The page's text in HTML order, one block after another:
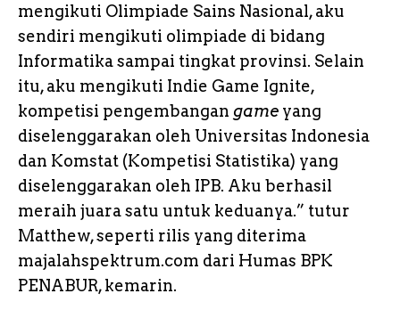
mengikuti Olimpiade Sains Nasional, aku
sendiri mengikuti olimpiade di bidang
Informatika sampai tingkat provinsi. Selain
itu, aku mengikuti Indie Game Ignite,
kompetisi pengembangan game yang
diselenggarakan oleh Universitas Indonesia
dan Komstat (Kompetisi Statistika) yang
diselenggarakan oleh IPB. Aku berhasil
meraih juara satu untuk keduanya.” tutur
Matthew, seperti rilis yang diterima
majalahspektrum.com dari Humas BPK
PENABUR, kemarin.